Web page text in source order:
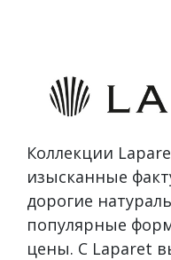
Коллекции
изысканные
дорогие
популярные
цены. С Laparet